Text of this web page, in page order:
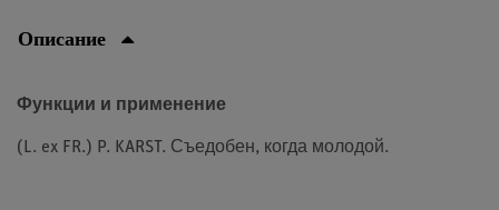
Описание
Функции и применение
(L. ex FR.) P. KARST. Съедобен, когда молодой.